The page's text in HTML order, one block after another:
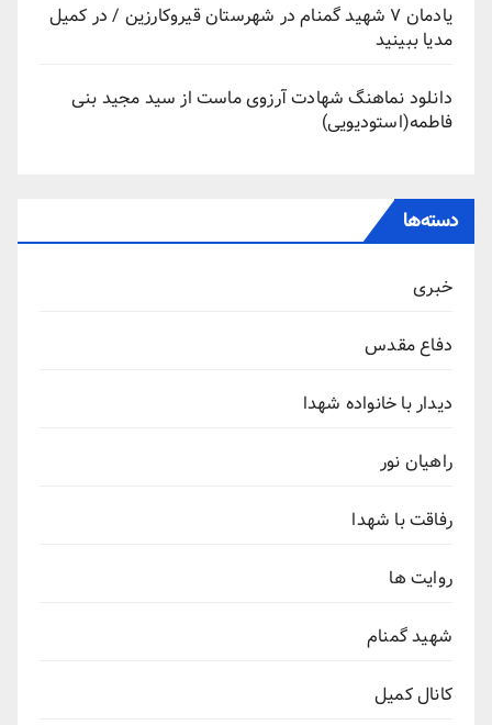
یادمان ۷ شهید گمنام در شهرستان قیروکارزین / در کمیل
مدیا ببینید
دانلود نماهنگ شهادت آرزوی ماست از سید مجید بنی
فاطمه(استودیویی)
دسته‌ها
خبری
دفاع مقدس
دیدار با خانواده شهدا
راهیان نور
رفاقت با شهدا
روایت ها
شهید گمنام
کانال کمیل